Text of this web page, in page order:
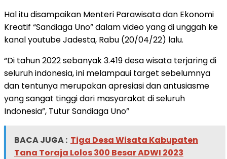
Hal itu disampaikan Menteri Parawisata dan Ekonomi
Kreatif “Sandiaga Uno” dalam video yang di unggah ke
kanal youtube Jadesta, Rabu (20/04/22) lalu.
“Di tahun 2022 sebanyak 3.419 desa wisata terjaring di
seluruh indonesia, ini melampaui target sebelumnya
dan tentunya merupakan apresiasi dan antusiasme
yang sangat tinggi dari masyarakat di seluruh
Indonesia”, Tutur Sandiaga Uno”
BACA JUGA : Tiga Desa Wisata Kabupaten
Tana Toraja Lolos 300 Besar ADWI 2023